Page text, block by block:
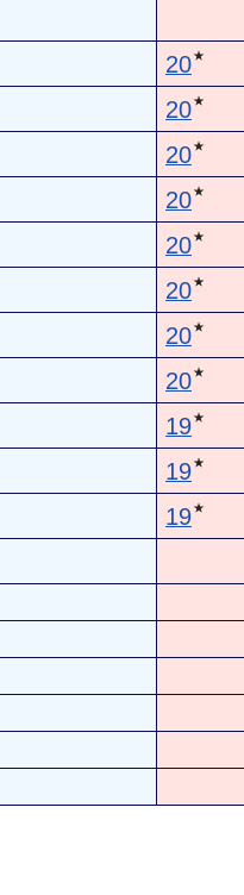
20★
20★
20★
20★
20★
20★
20★
20★
19★
19★
19★